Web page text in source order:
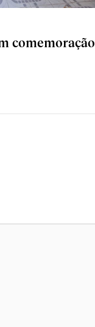
comemoração